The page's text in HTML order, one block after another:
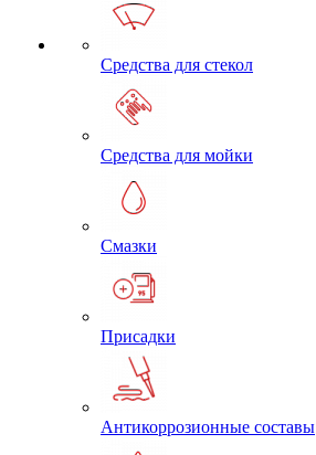
Средства для стекол
Средства для мойки
Смазки
Присадки
Антикоррозионные составы